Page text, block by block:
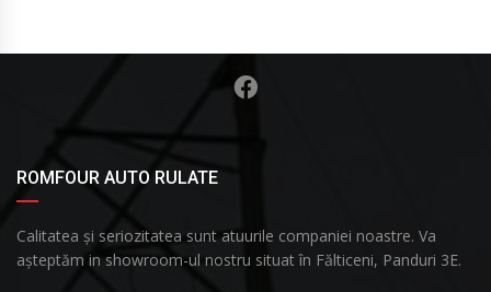
ROMFOUR AUTO RULATE
Calitatea și seriozitatea sunt atuurile companiei noastre. Va
așteptăm in showroom-ul nostru situat în Fălticeni, Panduri 3E.